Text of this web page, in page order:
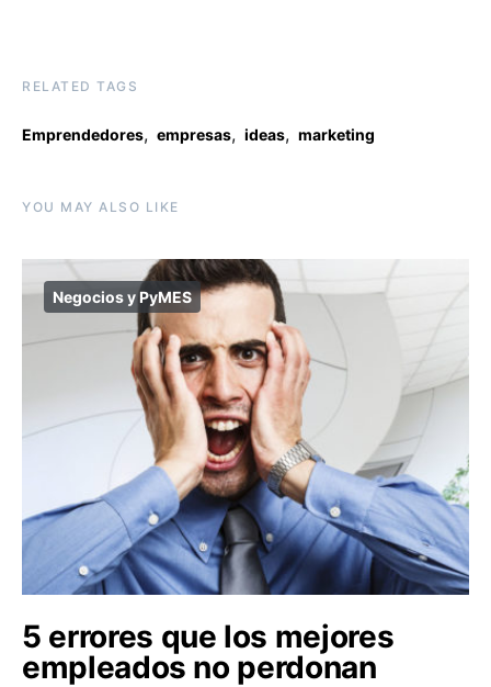
RELATED TAGS
Emprendedores, empresas, ideas, marketing
YOU MAY ALSO LIKE
Negocios y PyMES
5 errores que los mejores
empleados no perdonan